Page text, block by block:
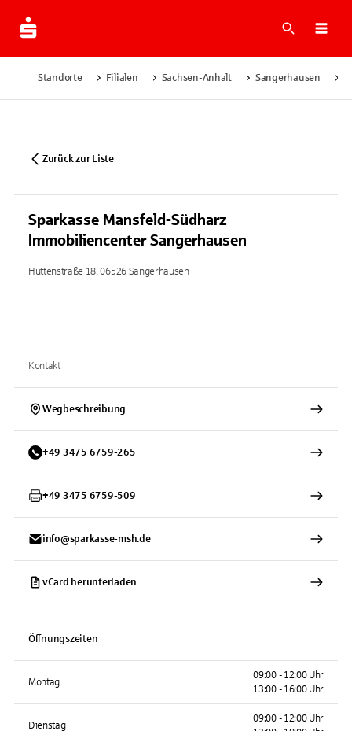
Suche
Standorte Filialen Sachsen-Anhalt Sangerhausen
Zurück zur Liste
Sparkasse Mansfeld-Südharz
Immobiliencenter Sangerhausen
Hüttenstraße 18, 06526 Sangerhausen
Kontakt
Wegbeschreibung
+49 3475 6759-265
+49 3475 6759-509
info@sparkasse-msh.de
vCard herunterladen
Öffnungszeiten
Montag
09:00 - 12:00 Uhr
13:00 - 16:00 Uhr
Dienstag
09:00 - 12:00 Uhr